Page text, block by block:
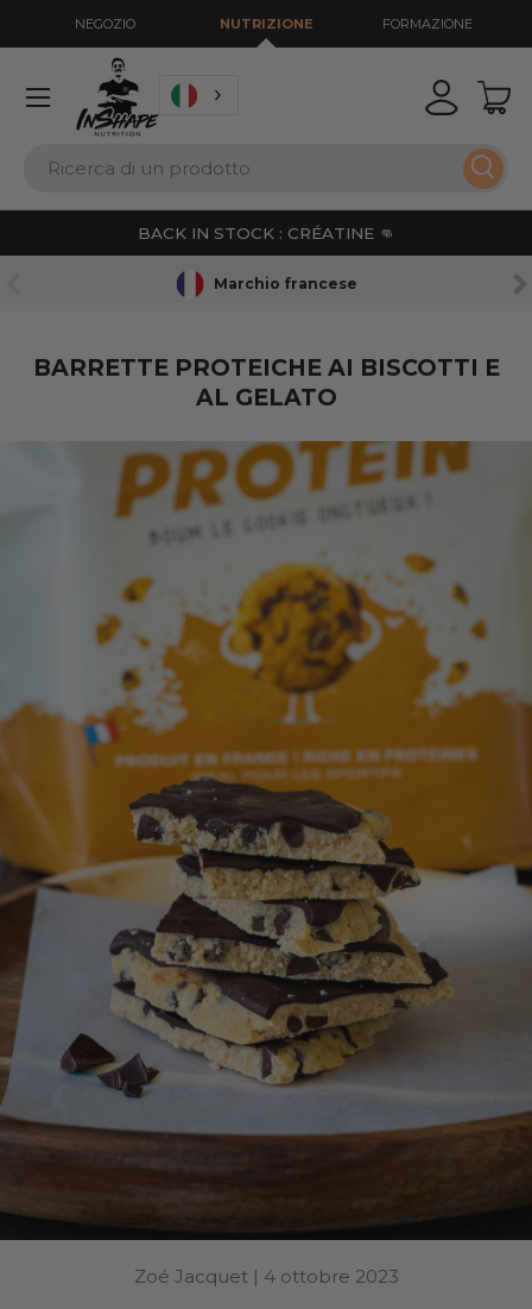
NEGOZIO NUTRIZIONE FORMAZIONE
Accedi
BACK IN STOCK : CRÉATINE 👊
Marchio francese
BARRETTE PROTEICHE AI BISCOTTI E
AL GELATO
Zoé Jacquet | 4 ottobre 2023